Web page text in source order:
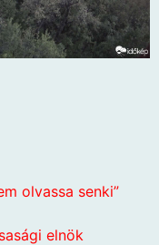
olvassa senki”
elnök